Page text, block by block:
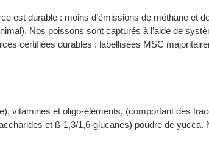
est durable : moins d’émissions de méthane
Nos poissons sont capturés à l’aide de
certifiées durables : labellisées MSC
vitamines et oligo-éléments, (comportant des
et ß-1,3/1,6-glucanes) poudre de yucca.